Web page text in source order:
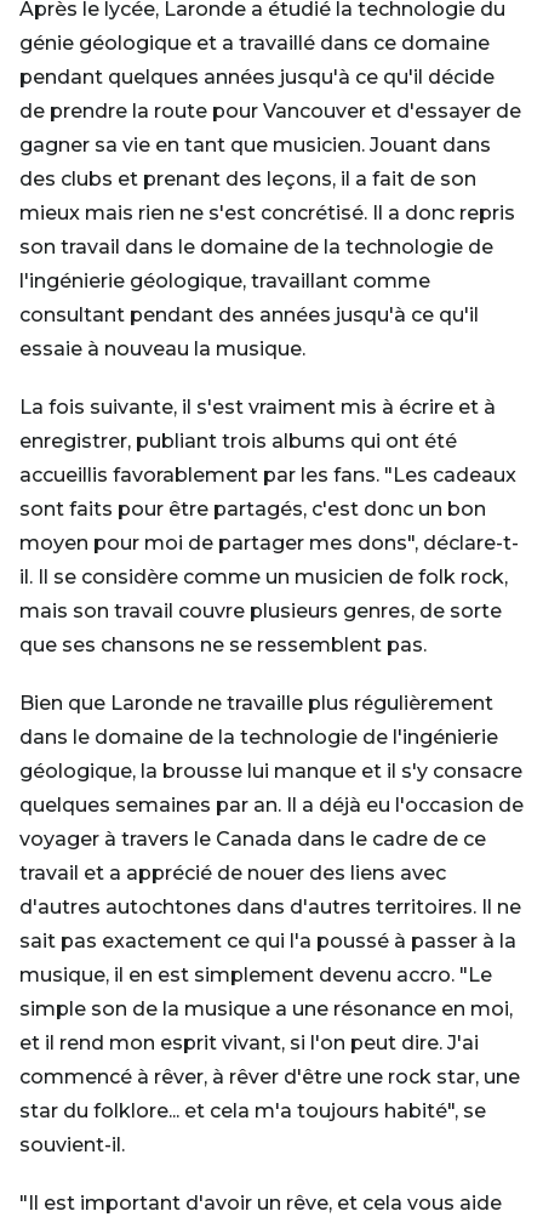
Après le lycée, Laronde a étudié la technologie du
génie géologique et a travaillé dans ce domaine
pendant quelques années jusqu'à ce qu'il décide
de prendre la route pour Vancouver et d'essayer de
gagner sa vie en tant que musicien. Jouant dans
des clubs et prenant des leçons, il a fait de son
mieux mais rien ne s'est concrétisé. Il a donc repris
son travail dans le domaine de la technologie de
l'ingénierie géologique, travaillant comme
consultant pendant des années jusqu'à ce qu'il
essaie à nouveau la musique.
La fois suivante, il s'est vraiment mis à écrire et à
enregistrer, publiant trois albums qui ont été
accueillis favorablement par les fans. "Les cadeaux
sont faits pour être partagés, c'est donc un bon
moyen pour moi de partager mes dons", déclare-t-
il. Il se considère comme un musicien de folk rock,
mais son travail couvre plusieurs genres, de sorte
que ses chansons ne se ressemblent pas.
Bien que Laronde ne travaille plus régulièrement
dans le domaine de la technologie de l'ingénierie
géologique, la brousse lui manque et il s'y consacre
quelques semaines par an. Il a déjà eu l'occasion de
voyager à travers le Canada dans le cadre de ce
travail et a apprécié de nouer des liens avec
d'autres autochtones dans d'autres territoires. Il ne
sait pas exactement ce qui l'a poussé à passer à la
musique, il en est simplement devenu accro. "Le
simple son de la musique a une résonance en moi,
et il rend mon esprit vivant, si l'on peut dire. J'ai
commencé à rêver, à rêver d'être une rock star, une
star du folklore... et cela m'a toujours habité", se
souvient-il.
"Il est important d'avoir un rêve, et cela vous aide